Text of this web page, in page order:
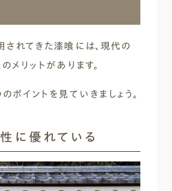
れてきた漆喰には、現代の
メリットがあります。
ポイントを見ていきましょう。
に優れている